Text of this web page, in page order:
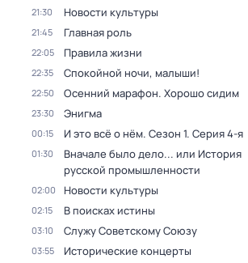
21:30 Новости культуры
21:45 Главная роль
22:05 Правила жизни
22:35 Спокойной ночи, малыши!
22:50 Осенний марафон. Хорошо сидим
23:30 Энигма
00:15 И это всё о нём. Сезон 1. Серия 4-я
01:30
Вначале было дело... или История
русской промышленности
02:00 Новости культуры
02:15 В поисках истины
03:10 Служу Советскому Союзу
03:55 Исторические концерты